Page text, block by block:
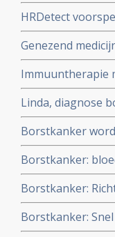
overgang - 45 tot
tamoxifen als de
HRDetect
en 20 procent
olaparib
Genezend
functie ligt al
Immuuntherapie
patienten met
zijn blijkt uit
Linda, diagnose
met oncologe
Borstkanker
studie.
Borstkanker:
traceert HER2
en
Borstkanker:
ook voor andere
studiebewijs copy
Borstkanker: